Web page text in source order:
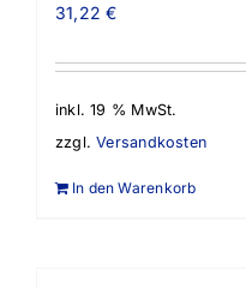
31,22€
inkl. 19 % MwSt.
zzgl.Versandkosten
In den Warenkorb